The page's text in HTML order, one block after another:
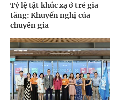
Tỷ lệ tật khúc xạ ở trẻ gia
tăng: Khuyến nghị của
chuyên gia